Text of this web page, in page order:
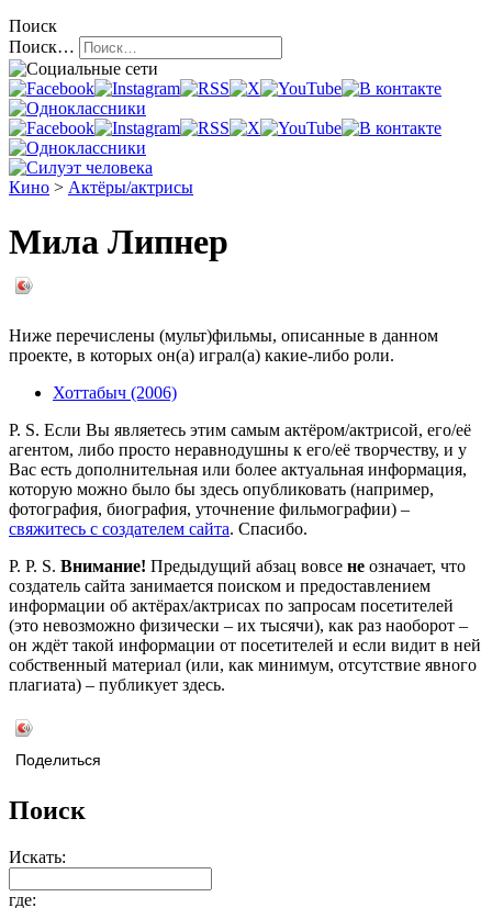
Поиск
Поиск…
Кино > Актёры/актрисы
Мила Липнер
Ниже перечислены (мульт)фильмы, описанные в данном
проекте, в которых он(а) играл(а) какие-либо роли.
Хоттабыч (2006)
P. S. Если Вы являетесь этим самым актёром/актрисой, его/её
агентом, либо просто неравнодушны к его/её творчеству, и у
Вас есть дополнительная или более актуальная информация,
которую можно было бы здесь опубликовать (например,
фотография, биография, уточнение фильмографии) –
свяжитесь с создателем сайта. Спасибо.
P. P. S. Внимание! Предыдущий абзац вовсе не означает, что
создатель сайта занимается поиском и предоставлением
информации об актёрах/актрисах по запросам посетителей
(это невозможно физически – их тысячи), как раз наоборот –
он ждёт такой информации от посетителей и если видит в ней
собственный материал (или, как минимум, отсутствие явного
плагиата) – публикует здесь.
Поделиться
Поиск
Искать:
где: